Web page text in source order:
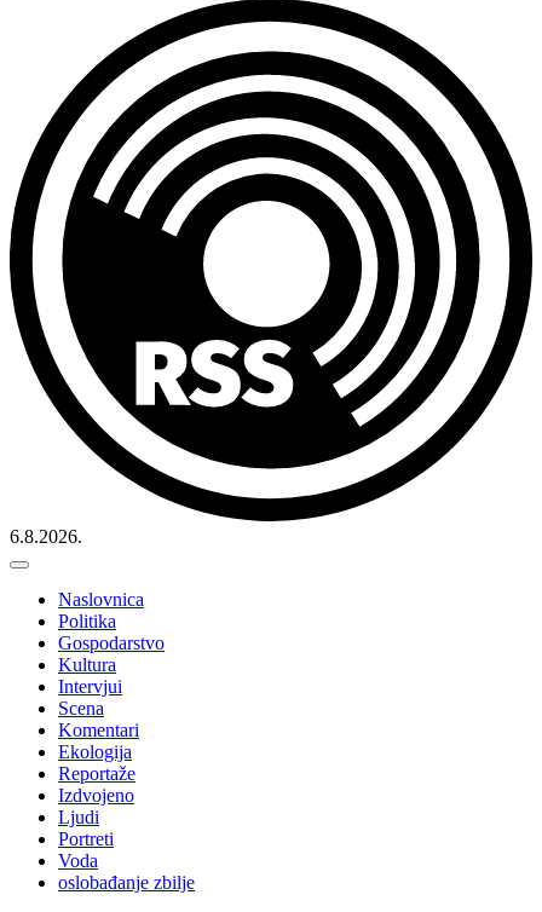
6.8.2026.
Naslovnica
Politika
Gospodarstvo
Kultura
Intervjui
Scena
Komentari
Ekologija
Reportaže
Izdvojeno
Ljudi
Portreti
Voda
oslobađanje zbilje